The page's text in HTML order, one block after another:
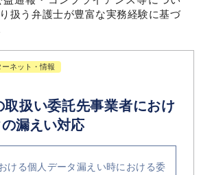
扱う弁護士が豊富な実務経験に基づ
ーネット・情報
取扱い委託先事業者におけ
漏えい対応
ける個人データ漏えい時における委